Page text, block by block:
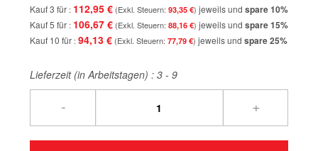
Kauf 3 für 112,95 € 93,35 € jeweils und spare10%
Kauf 5 für 106,67 € 88,16 € jeweils und spare15%
Kauf 10 für 94,13 € 77,79 € jeweils und spare25%
Lieferzeit (in Arbeitstagen) : 3 - 9
- +